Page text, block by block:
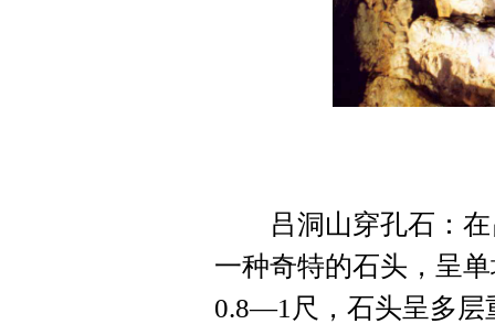
吕洞山穿孔石：在
一种奇特的石头，呈
0.8—1尺，石头呈多层